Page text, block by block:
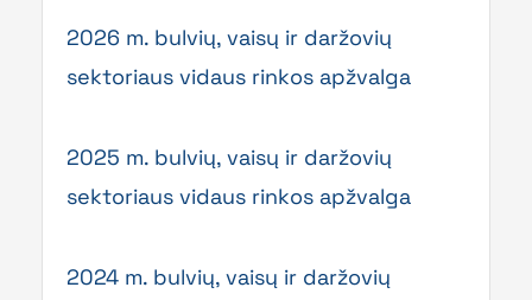
2026 m. bulvių, vaisų ir daržovių
sektoriaus vidaus rinkos apžvalga
2025 m. bulvių, vaisų ir daržovių
sektoriaus vidaus rinkos apžvalga
2024 m. bulvių, vaisų ir daržovių